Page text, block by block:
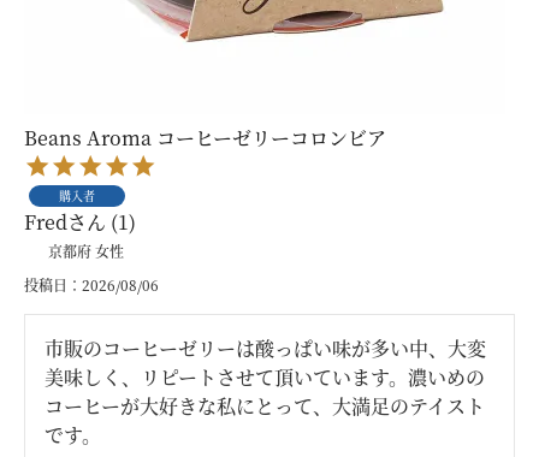
Beans Aroma コーヒーゼリーコロンビア
購入者
Fred 1
京都府女性
投稿日
2026/08/06
市販のコーヒーゼリーは酸っぱい味が多い中、大変
美味しく、リピートさせて頂いています。濃いめの
コーヒーが大好きな私にとって、大満足のテイスト
です。